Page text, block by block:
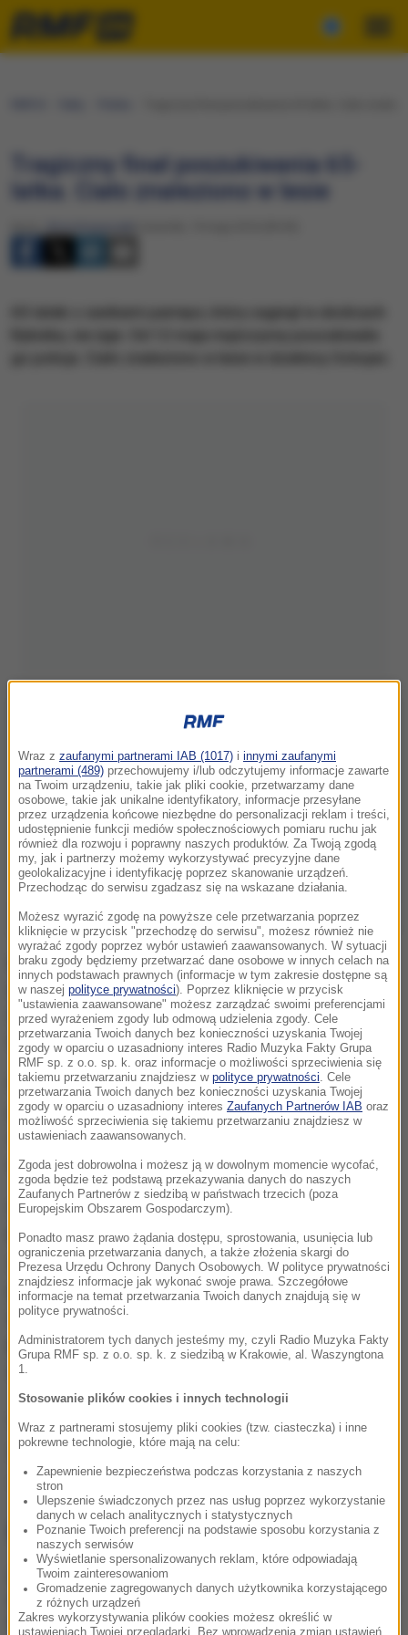
Tragiczny finał poszukiwania 65-
latka. Ciało znaleziono w lesie
65-letni Antoni K. zaginął kilka dni temu. Ostatni raz
widziano go w Czerwionce-Leszczynach przy ul.
Odrodzenia. Mężczyzna cierpiał na zaniki pamięci i
tracił orientację w terenie.
Policjanci szukali go m.in. w okolicznych szpitalach,
parkach i na dworcach. Do poszukiwań
wykorzystano także policyjny śmigłowiec z kamerą
termowizyjną.
Ostatecznie ciało mężczyzny znalazła w lesie
kobieta, która powiadomiła policję. Zaginionego
zidentyfikowali pracownicy schroniska, w którym
przebywał. Według policji nie ma śladów, które
świadczyłyby o tym, że do śmierci Antoniego K.
przyczyniły się osoby trzecie. Prokurator zlecił
sekcję zwłok.
Źródło: RMF FM
Tagi:poszukiwania
NAJWAŻNIEJSZE FAKTY
narkotyków. Spektakularna
akcja służb w Szczecinie
Wraz z zaufanymi partnerami IAB (1017) i innymi zaufanymi
partnerami (489) przechowujemy i/lub odczytujemy informacje zawarte
na Twoim urządzeniu, takie jak pliki cookie, przetwarzamy dane
osobowe, takie jak unikalne identyfikatory, informacje przesyłane
przez urządzenia końcowe niezbędne do personalizacji reklam i treści,
udostępnienie funkcji mediów społecznościowych pomiaru ruchu jak
również dla rozwoju i poprawny naszych produktów. Za Twoją zgodą
my, jak i partnerzy możemy wykorzystywać precyzyjne dane
geolokalizacyjne i identyfikację poprzez skanowanie urządzeń.
Przechodząc do serwisu zgadzasz się na wskazane działania.
Możesz wyrazić zgodę na powyższe cele przetwarzania poprzez
kliknięcie w przycisk "przechodzę do serwisu", możesz również nie
wyrażać zgody poprzez wybór ustawień zaawansowanych. W sytuacji
braku zgody będziemy przetwarzać dane osobowe w innych celach na
innych podstawach prawnych (informacje w tym zakresie dostępne są
w naszej polityce prywatności). Poprzez kliknięcie w przycisk
"ustawienia zaawansowane" możesz zarządzać swoimi preferencjami
przed wyrażeniem zgody lub odmową udzielenia zgody. Cele
przetwarzania Twoich danych bez konieczności uzyskania Twojej
zgody w oparciu o uzasadniony interes Radio Muzyka Fakty Grupa
RMF sp. z o.o. sp. k. oraz informacje o możliwości sprzeciwienia się
takiemu przetwarzaniu znajdziesz w polityce prywatności. Cele
przetwarzania Twoich danych bez konieczności uzyskania Twojej
zgody w oparciu o uzasadniony interes Zaufanych Partnerów IAB oraz
możliwość sprzeciwienia się takiemu przetwarzaniu znajdziesz w
ustawieniach zaawansowanych.
Zgoda jest dobrowolna i możesz ją w dowolnym momencie wycofać,
zgoda będzie też podstawą przekazywania danych do naszych
Zaufanych Partnerów z siedzibą w państwach trzecich (poza
Europejskim Obszarem Gospodarczym).
Ponadto masz prawo żądania dostępu, sprostowania, usunięcia lub
ograniczenia przetwarzania danych, a także złożenia skargi do
Prezesa Urzędu Ochrony Danych Osobowych. W polityce prywatności
znajdziesz informacje jak wykonać swoje prawa. Szczegółowe
informacje na temat przetwarzania Twoich danych znajdują się w
polityce prywatności.
Administratorem tych danych jesteśmy my, czyli Radio Muzyka Fakty
Grupa RMF sp. z o.o. sp. k. z siedzibą w Krakowie, al. Waszyngtona
1.
Stosowanie plików cookies i innych technologii
Wraz z partnerami stosujemy pliki cookies (tzw. ciasteczka) i inne
pokrewne technologie, które mają na celu:
Zapewnienie bezpieczeństwa podczas korzystania z naszych
stron
Ulepszenie świadczonych przez nas usług poprzez wykorzystanie
danych w celach analitycznych i statystycznych
Poznanie Twoich preferencji na podstawie sposobu korzystania z
naszych serwisów
Wyświetlanie spersonalizowanych reklam, które odpowiadają
Twoim zainteresowaniom
Gromadzenie zagregowanych danych użytkownika korzystającego
z różnych urządzeń
Zakres wykorzystywania plików cookies możesz określić w
ustawieniach Twojej przeglądarki. Bez wprowadzenia zmian ustawień,